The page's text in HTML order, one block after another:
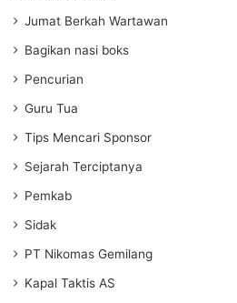
Jumat Berkah Wartawan
Bagikan nasi boks
Pencurian
Guru Tua
Tips Mencari Sponsor
Sejarah Terciptanya
Pemkab
Sidak
PT Nikomas Gemilang
Kapal Taktis AS